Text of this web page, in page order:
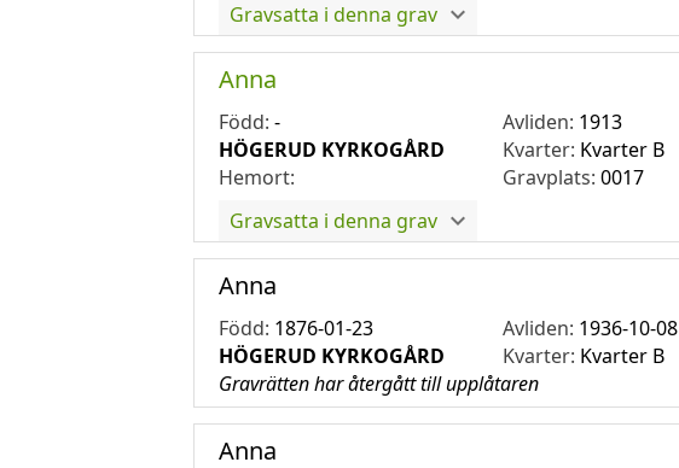
Gravsatta i denna grav
Anna
Född: - Avliden: 1913
HÖGERUD KYRKOGÅRD
Kvarter: Kvarter B
Hemort:
Gravplats:0017
Gravsatta i denna grav
Anna
Född: 1876-01-23 Avliden: 1936-10-08
HÖGERUD KYRKOGÅRD
Kvarter: Kvarter B
Gravrätten har återgått till upplåtaren
Anna